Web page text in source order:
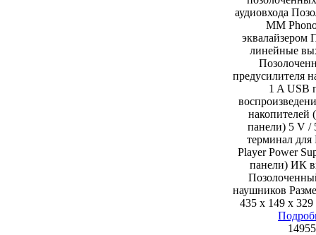
аудиовхода
MM
эквалайзером
линейные
предусилителя
1 A USB
накопителей
панели) 5 V /
терминал
Player Power
панели) ИК
наушников
435 x 149 x